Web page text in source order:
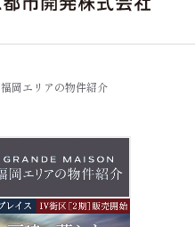
福岡エリアの物件紹介